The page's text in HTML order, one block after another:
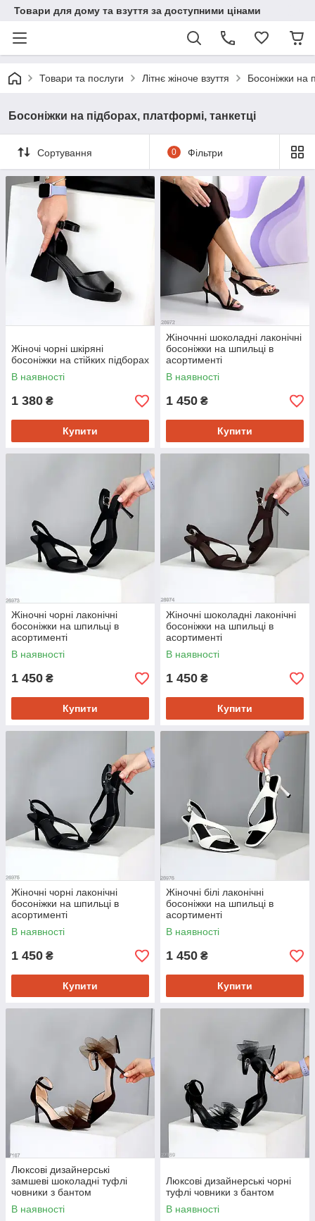
Товари для дому та взуття за доступними цінами
Товари та послуги Літнє жіноче взуття Босоніжки на
Босоніжки на підборах, платформі, танкетці
Сортування 0 Фільтри
Жіночі чорні шкіряні
босоніжки на стійких підборах
В наявності
1 380 ₴
Купити
Жіночнні шоколадні лаконічні
босоніжки на шпильці в
асортименті
В наявності
1 450 ₴
Купити
Жіночні чорні лаконічні
босоніжки на шпильці в
асортименті
В наявності
1 450 ₴
Купити
Жіночні шоколадні лаконічні
босоніжки на шпильці в
асортименті
В наявності
1 450 ₴
Купити
Жіночні чорні лаконічні
босоніжки на шпильці в
асортименті
В наявності
1 450 ₴
Купити
Жіночні білі лаконічні
босоніжки на шпильці в
асортименті
В наявності
1 450 ₴
Купити
Люксові дизайнерські
замшеві шоколадні туфлі
човники з бантом
В наявності
Люксові дизайнерські чорні
туфлі човники з бантом
В наявності